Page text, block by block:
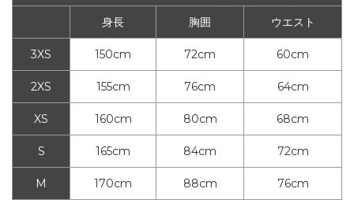
身長 胸囲 ウエスト
3XS 150cm 72cm 60cm
2XS 155cm 76cm 64cm
XS 160cm 80cm 68cm
S 165cm 84cm 72cm
M 170cm 88cm 76cm